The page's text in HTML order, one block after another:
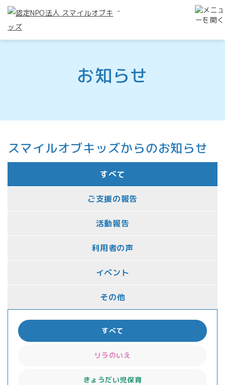
-
お知らせ
スマイルオブキッズからのお知らせ
すべて
ご支援の報告
活動報告
利用者の声
イベント
その他
すべて
リラのいえ
きょうだい児保育